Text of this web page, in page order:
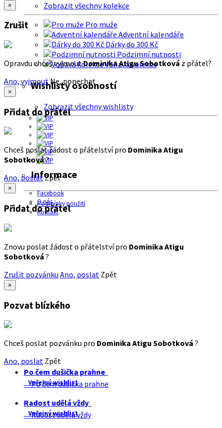
Zobrazit všechny kolekce
Pro muže
Adventní kalendáře
Dárky do 300 Kč
Podzimní nutnosti
Voňavá kolekce
Wishlisty osobností
Zobrazit všechny wishlisty
Informace
Facebook
O nás
Podmínky použití
Kontakt
×
Zrušit
Opravdu chceš vyjmoutDominika Atigu Sobotková z přátel?
Ano, vyjmout Ne, ponechat
×
Přidat do přátel
Chceš poslat žádost o přátelství pro Dominika Atigu
Sobotková?
Ano, poslatZpět
×
Přidat do přátel
Znovu poslat žádost o přátelství pro Dominika Atigu
Sobotková ?
Zrušit pozvánku Ano, poslat Zpět
×
Pozvat blízkého
Chceš poslat pozvánku pro Dominika Atigu Sobotková ?
Ano, poslat Zpět
Po čem dušička prahne
Veřejný wishlist
Po čem dušička prahne
Radost udělá vždy
Veřejný wishlist
Radost udělá vždy